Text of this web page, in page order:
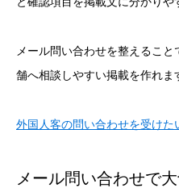
メール問い合わせを整えるこ
舗へ相談しやすい掲載を作れま
外国人客の問い合わせを受け
メール問い合わせで